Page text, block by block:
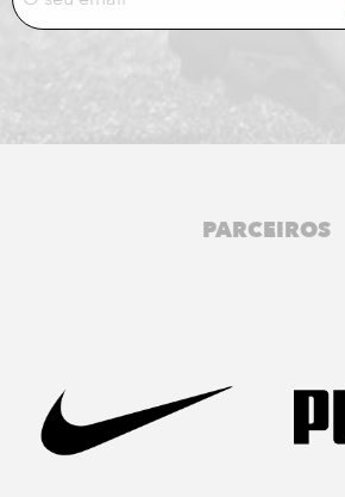
PARCEIROS